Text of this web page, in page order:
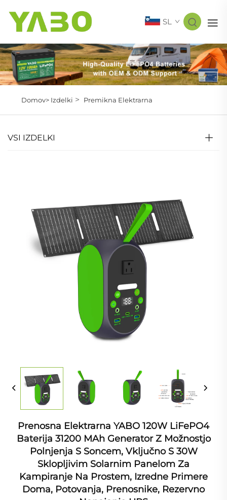
SL
Domov> Izdelki > Premikna Elektrarna
VSI IZDELKI
Prenosna Elektrarna YABO 120W LiFePO4
Baterija 31200 MAh Generator Z Možnostjo
Polnjenja S Soncem, Vključno S 30W
Sklopljivim Solarnim Panelom Za
Kampiranje Na Prostem, Izredne Primere
Doma, Potovanja, Prenosnike, Rezervno